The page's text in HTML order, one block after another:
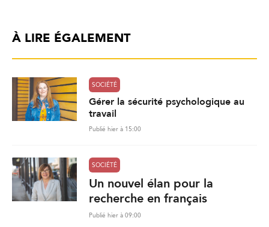
À LIRE ÉGALEMENT
SOCIÉTÉ
Gérer la sécurité psychologique au
travail
Publié hier à 15:00
SOCIÉTÉ
Un nouvel élan pour la
recherche en français
Publié hier à 09:00